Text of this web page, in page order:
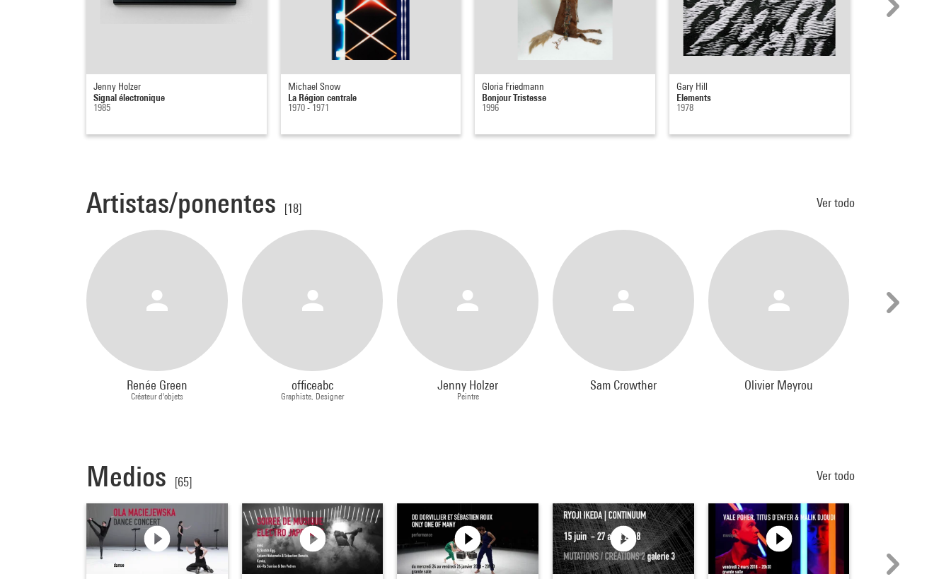
Jenny Holzer
Signal électronique
1985
Michael Snow
La Région centrale
1970 - 1971
Gloria Friedmann
Bonjour Tristesse
1996
Gary Hill
Elements
1978
Artistas/ponentes [18] Ver todo
Renée Green
Créateur d'objets
officeabc
Graphiste, Designer
Jenny Holzer
Peintre
Sam Crowther Olivier Meyrou
Medios [65] Ver todo